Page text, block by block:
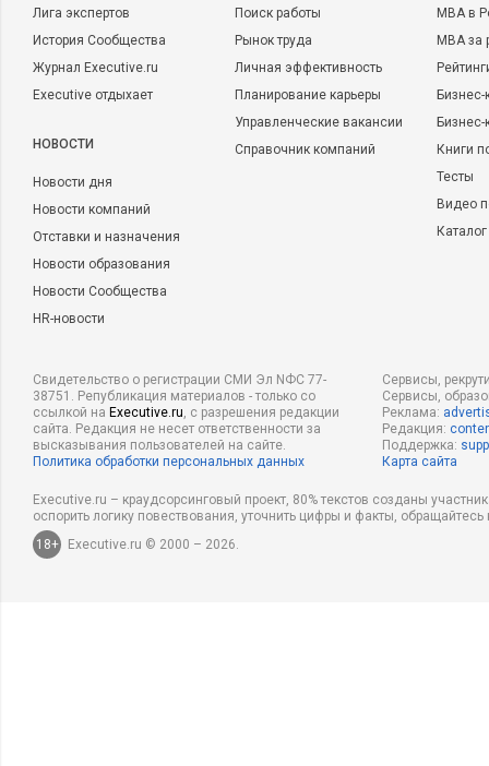
Лига экспертов
История Сообщества
Журнал Executive.ru
Executive отдыхает
НОВОСТИ
Новости дня
Новости компаний
Отставки и назначения
Новости образования
Новости Сообщества
HR-новости
Поиск работы
Рынок труда
Личная эффективность
Планирование карьеры
Управленческие вакансии
Справочник компаний
MBA в
MBA
Бизнес-
Книги
Тесты
Видео
Свидетельство о регистрации СМИ Эл NФС 77-
38751. Републикация материалов - только со
ссылкой на Executive.ru, с разрешения редакции
сайта. Редакция не несет ответственности за
высказывания пользователей на сайте.
Политика обработки персональных данных
Сервисы,
Сервисы,
Реклама:
Редакция:
Поддержка:
Карта сайта
Executive.ru – краудсорсинговый проект, 80% текстов созданы
оспорить логику повествования, уточнить цифры и факты,
18+
Executive.ru © 2000 – 2026.